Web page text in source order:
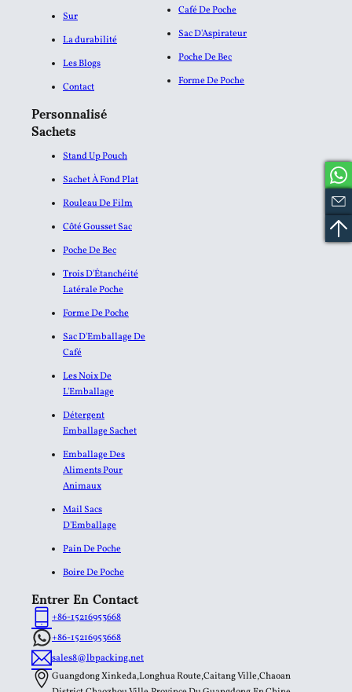
Sur
La durabilité
Les Blogs
Contact
Café De Poche
Sac D'Aspirateur
Poche De Bec
Forme De Poche
Personnalisé
Sachets
Stand Up Pouch
Sachet À Fond Plat
Rouleau De Film
Côté Gousset Sac
Poche De Bec
Trois D'Étanchéité
Latérale Poche
Forme De Poche
Sac D'Emballage De
Café
Les Noix De
L'Emballage
Détergent
Emballage Sachet
Emballage Des
Aliments Pour
Animaux
Mail Sacs
D'Emballage
Pain De Poche
Boire De Poche
Entrer En Contact
+86-15216953668
+86-15216953668
sales8@lbpacking.net
Guangdong Xinkeda,Longhua Route,Caitang Ville,Chaoan